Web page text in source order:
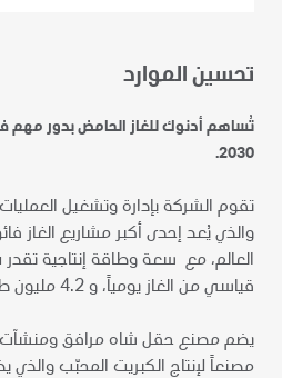
تحسين الموارد
تُساهم أدنوك للغاز الحامض بدور مهم
2030.
تقوم الشركة بإدارة وتشغيل
والذي يُعد إحدى أكبر مشاريع الغاز
قياسي من الغاز يومياً، و 4.2 مليون طن من الكبريت سنوياً.
يضم مصنع حقل شاه مرافق ومنشآت
مصنعاً لإنتاج الكبريت المحبّب والذي